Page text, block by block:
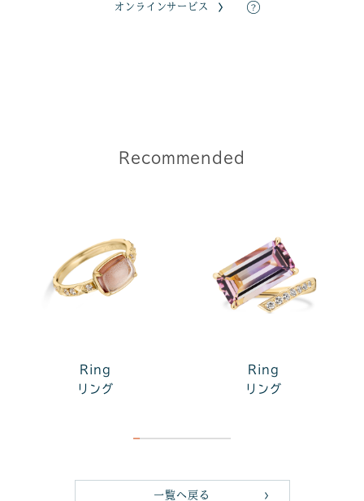
オンラインサービス
Recommended
Ring
リング
Ring
リング
一覧へ戻る